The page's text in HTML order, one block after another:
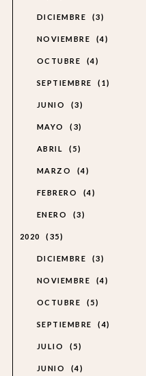
DICIEMBRE 3
NOVIEMBRE 4
OCTUBRE 4
SEPTIEMBRE 1
JUNIO 3
MAYO 3
ABRIL 5
MARZO 4
FEBRERO 4
ENERO 3
2020 35
DICIEMBRE 3
NOVIEMBRE 4
OCTUBRE 5
SEPTIEMBRE 4
JULIO 5
JUNIO 4